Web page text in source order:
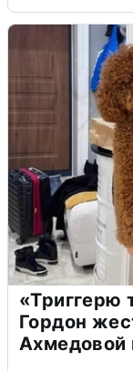
«Триггерю
Гордон
Ахмедовой